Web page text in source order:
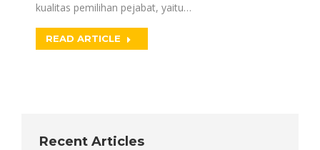
kualitas pemilihan pejabat, yaitu…
READ ARTICLE
Recent Articles